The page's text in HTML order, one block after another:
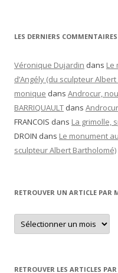
LES DERNIERS COMMENTAIRES
Véronique Dujardin dans Le
d’Angély (du sculpteur
monique dans Androcur,
BARRIQUAULT dans
FRANCOIS dans La grimolle,
DROIN dans Le monument
sculpteur Albert Bartholomé)
RETROUVER UN ARTICLE PAR
Retrouver
un
article
RETROUVER LES ARTICLES